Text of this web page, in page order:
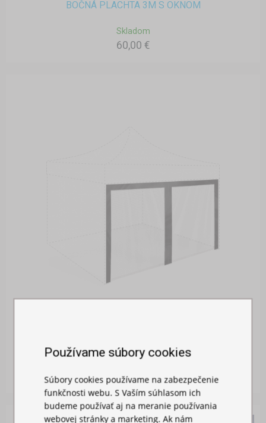
BOČNÁ PLACHTA 3M S OKNOM
Skladom
60,00 €
Skladom
26,00 €
Používame súbory cookies
Súbory cookies používame na zabezpečenie
funkčnosti webu. S Vaším súhlasom ich
budeme používať aj na meranie používania
webovej stránky a marketing. Ak nám